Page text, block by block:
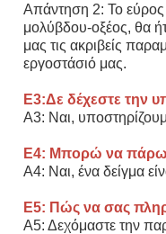
Απάντηση 2: Το εύρος
μολύβδου-οξέος, θα
μας τις ακριβείς
εργοστάσιό μας.
Ε3:Δε δέχεστε την
Α3: Ναι,
Ε4: Μπορώ να πάρω
Α4: Ναι, ένα δείγμα
Ε5: Πώς να σας
Α5: Δεχόμαστε την